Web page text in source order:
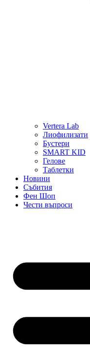
Vertera Lab
Лиофилизати
Бустери
SMART KID
Гелове
Таблетки
Новини
Събития
Фен Шоп
Чести въпроси